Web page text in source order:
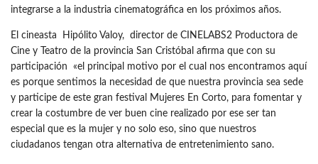
integrarse a la industria cinematográfica en los próximos años.
El cineasta Hipólito Valoy, director de CINELABS2 Productora de
Cine y Teatro de la provincia San Cristóbal afirma que con su
participación «el principal motivo por el cual nos encontramos aquí
es porque sentimos la necesidad de que nuestra provincia sea sede
y participe de este gran festival Mujeres En Corto, para fomentar y
crear la costumbre de ver buen cine realizado por ese ser tan
especial que es la mujer y no solo eso, sino que nuestros
ciudadanos tengan otra alternativa de entretenimiento sano.